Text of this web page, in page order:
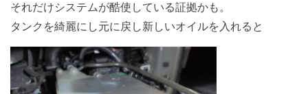
それだけシステムが酷使している証拠かも。
タンクを綺麗にし元に戻し新しいオイルを入れると